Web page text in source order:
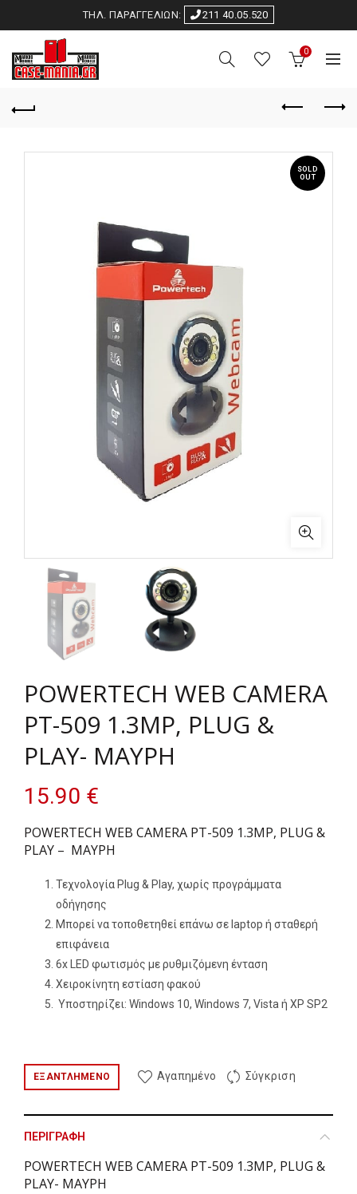
ΤΗΛ. ΠΑΡΑΓΓΕΛΙΩΝ: 211 40.05.520
0
SOLD
OUT
POWERTECH WEB CAMERA
PT-509 1.3MP, PLUG &
PLAY- ΜΑΥΡΗ
15.90 €
POWERTECH WEB CAMERA PT-509 1.3MP, PLUG &
PLAY – ΜΑΥΡΗ
Τεχνολογία Plug & Play, χωρίς προγράμματα
οδήγησης
Μπορεί να τοποθετηθεί επάνω σε laptop ή σταθερή
επιφάνεια
6x LED φωτισμός με ρυθμιζόμενη ένταση
Χειροκίνητη εστίαση φακού
Υποστηρίζει: Windows 10, Windows 7, Vista ή XP SP2
ΕΞΑΝΤΛΗΜΈΝΟ Αγαπημένο Σύγκριση
ΠΕΡΙΓΡΑΦΉ
POWERTECH WEB CAMERA PT-509 1.3MP, PLUG &
PLAY- ΜΑΥΡΗ